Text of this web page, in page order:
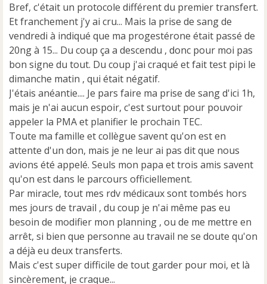
Bref, c'était un protocole différent du premier transfert.
Et franchement j'y ai cru... Mais la prise de sang de
vendredi à indiqué que ma progestérone était passé de
20ng à 15... Du coup ça a descendu , donc pour moi pas
bon signe du tout. Du coup j'ai craqué et fait test pipi le
dimanche matin , qui était négatif.
J'étais anéantie.... Je pars faire ma prise de sang d'ici 1h,
mais je n'ai aucun espoir, c'est surtout pour pouvoir
appeler la PMA et planifier le prochain TEC.
Toute ma famille et collègue savent qu'on est en
attente d'un don, mais je ne leur ai pas dit que nous
avions été appelé. Seuls mon papa et trois amis savent
qu'on est dans le parcours officiellement.
Par miracle, tout mes rdv médicaux sont tombés hors
mes jours de travail , du coup je n'ai même pas eu
besoin de modifier mon planning , ou de me mettre en
arrêt, si bien que personne au travail ne se doute qu'on
a déjà eu deux transferts.
Mais c'est super difficile de tout garder pour moi, et là
sincèrement, je craque...